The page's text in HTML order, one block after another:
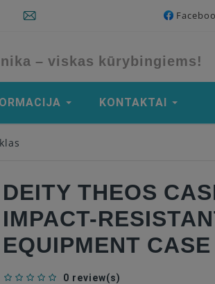
– viskas kūrybingiems!
KONTAKTAI
DEITY THEOS
IMPACT-
EQUIPMENT CASE
0 review(s)